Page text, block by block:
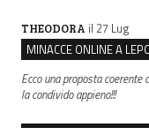
THEODORA il 27 Lug
Ecco una proposta
la condivido appieno!!!